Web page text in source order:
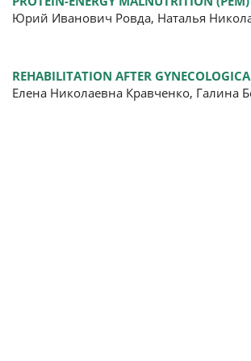
Юрий Иванович Ровда, Наталья
REHABILITATION AFTER
Елена Николаевна Кравченко,